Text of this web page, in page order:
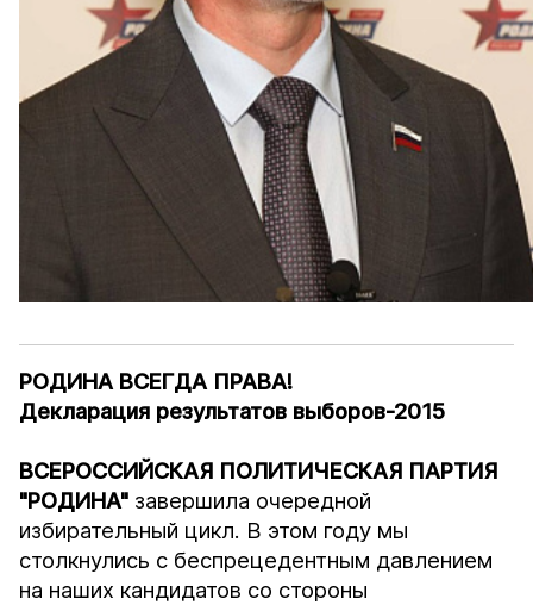
РОДИНА ВСЕГДА ПРАВА!
Декларация результатов выборов-2015
ВСЕРОССИЙСКАЯ ПОЛИТИЧЕСКАЯ ПАРТИЯ
"РОДИНА" завершила очередной
избирательный цикл. В этом году мы
столкнулись с беспрецедентным давлением
на наших кандидатов со стороны